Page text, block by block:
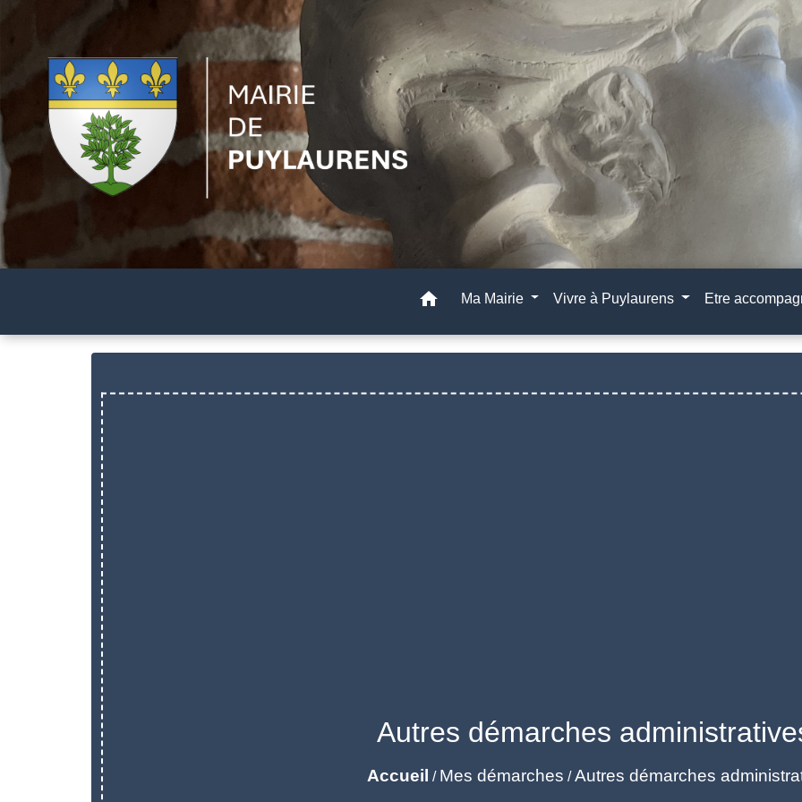
home Ma Mairie Vivre à Puylaurens Etre
Autres démarches
Accueil / Mes démarches /Autres démarches